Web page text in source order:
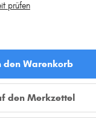
prüfen
den Warenkorb
den Merkzettel